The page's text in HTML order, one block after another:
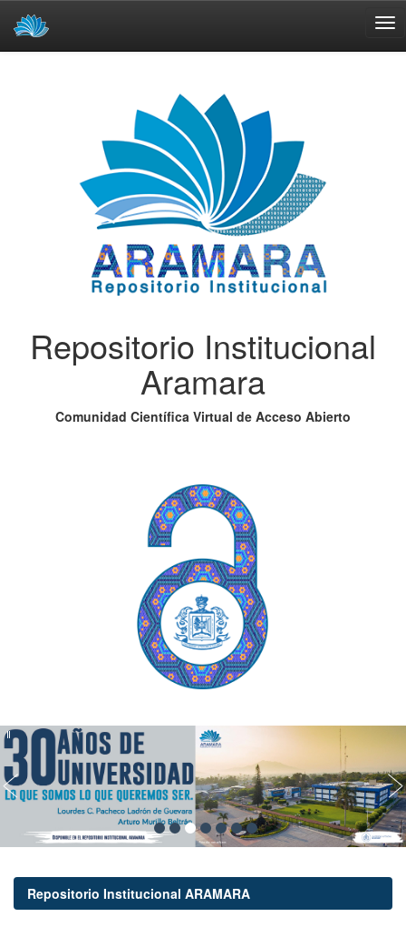
Repositorio Institucional
Aramara
Comunidad Científica Virtual de Acceso Abierto
Repositorio Institucional ARAMARA